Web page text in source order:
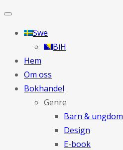
Swe
BiH
Hem
Om oss
Bokhandel
Genre
Barn & ungdom
Design
E-book